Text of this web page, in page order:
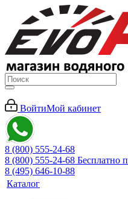
ВойтиМой кабинет
8 (800) 555-24-68
8 (800) 555-24-68 Бесплатно
8 (495) 646-10-88
Каталог